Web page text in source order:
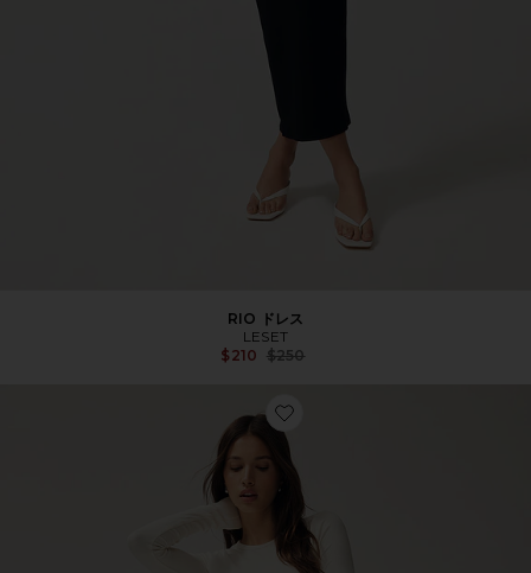
RIO ドレス
LESET
$210 Previous price:
$250